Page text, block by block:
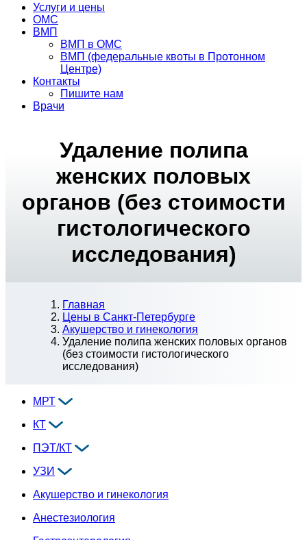
Услуги и цены
ОМС
ВМП
ВМП в ОМС
ВМП (федеральные квоты в Протонном
Центре)
Контакты
Пишите нам
Врачи
Удаление полипа
женских половых
органов (без стоимости
гистологического
исследования)
Главная
Цены в Санкт-Петербурге
Акушерство и гинекология
Удаление полипа женских половых органов
(без стоимости гистологического
исследования)
МРТ
КТ
ПЭТ/КТ
УЗИ
Акушерство и гинекология
Анестезиология